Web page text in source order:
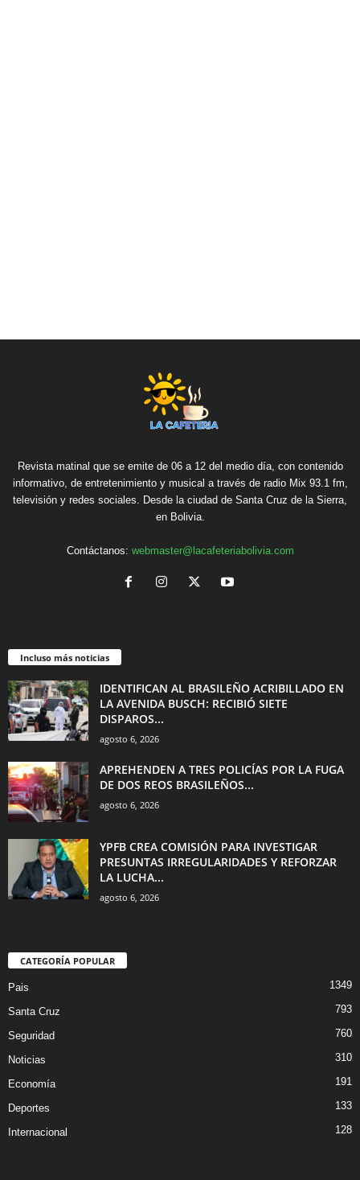
Revista matinal que se emite de 06 a 12 del medio día, con contenido
informativo, de entretenimiento y musical a través de radio Mix 93.1 fm,
televisión y redes sociales. Desde la ciudad de Santa Cruz de la Sierra,
en Bolivia.
Contáctanos: webmaster@lacafeteriabolivia.com
Incluso más noticias
IDENTIFICAN AL BRASILEÑO ACRIBILLADO EN
LA AVENIDA BUSCH: RECIBIÓ SIETE
DISPAROS...
agosto 6, 2026
APREHENDEN A TRES POLICÍAS POR LA FUGA
DE DOS REOS BRASILEÑOS...
agosto 6, 2026
YPFB CREA COMISIÓN PARA INVESTIGAR
PRESUNTAS IRREGULARIDADES Y REFORZAR
LA LUCHA...
agosto 6, 2026
CATEGORÍA POPULAR
Pais 1349
Santa Cruz 793
Seguridad 760
Noticias 310
Economía 191
Deportes 133
Internacional 128